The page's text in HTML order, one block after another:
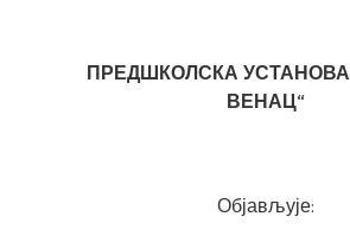
ПРЕДШКОЛСКА УСТАНОВА
ВЕНАЦ“
Објављује: